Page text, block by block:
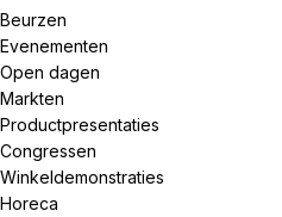
Beurzen
Evenementen
Open dagen
Markten
Productpresentaties
Congressen
Winkeldemonstraties
Horeca